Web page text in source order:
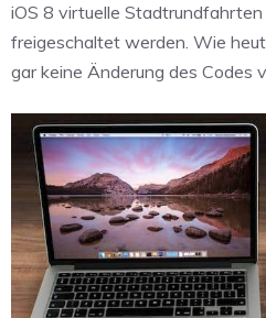
iOS 8 virtuelle
freigeschaltet werden. Wie
gar keine Änderung des Codes